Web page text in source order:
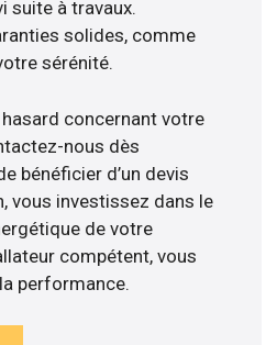
suite à travaux.
solides, comme
sérénité.
concernant votre
nous dès
bénéficier d’un devis
vous investissez dans le
de votre
compétent, vous
performance.